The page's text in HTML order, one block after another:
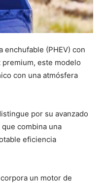
enchufable (PHEV) con
este modelo
con una atmósfera
por su avanzado
combina una
eficiencia
un motor de